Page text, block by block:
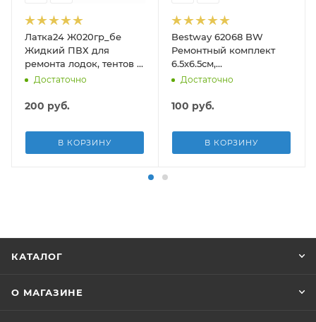
Латка24 Ж020гр_бе
Жидкий ПВХ для
ремонта лодок, тентов и
бассейнов, 25гр, белого
Достаточно
200 руб.
В КОРЗИНУ
Bestway 62068 BW
Ремонтный комплект
6.5х6.5см,
самоклеящиеся
Достаточно
100 руб.
В КОРЗИНУ
КАТАЛОГ
О МАГАЗИНЕ